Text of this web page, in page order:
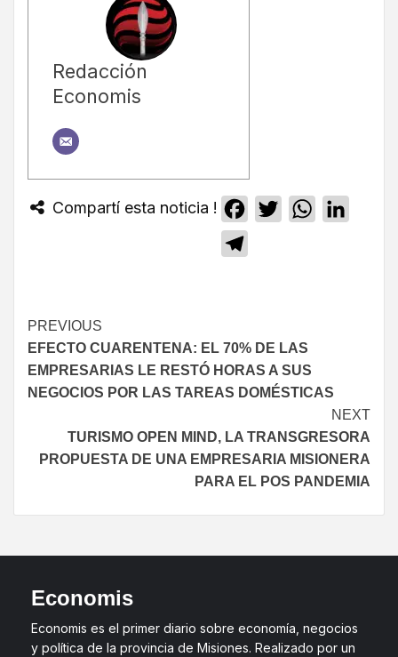
Redacción
Economis
Compartí esta noticia ! Facebook
TwitterWhatsApp
PREVIOUS
EFECTO CUARENTENA: EL 70% DE LAS
EMPRESARIAS LE RESTÓ HORAS A SUS
NEGOCIOS POR LAS TAREAS DOMÉSTICAS
NEXT
TURISMO OPEN MIND, LA TRANSGRESORA
PROPUESTA DE UNA EMPRESARIA MISIONERA
PARA EL POS PANDEMIA
Economis
Economis es el primer diario sobre economía, negocios
y política de la provincia de Misiones. Realizado por un